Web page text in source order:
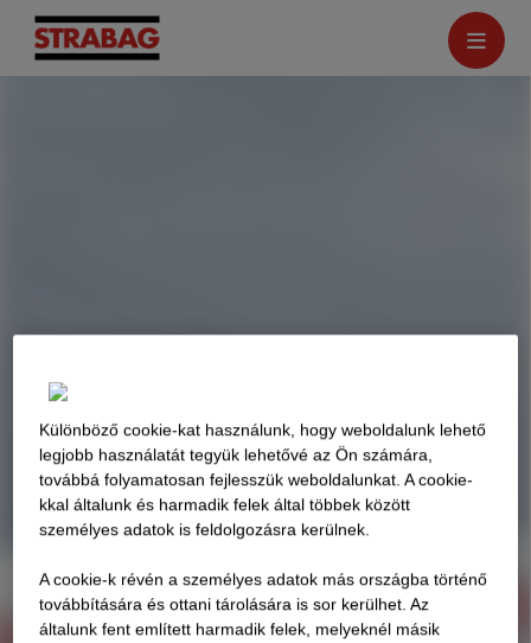
Különböző cookie-kat használunk, hogy weboldalunk lehető
legjobb használatát tegyük lehetővé az Ön számára,
továbbá folyamatosan fejlesszük weboldalunkat. A cookie-
kkal általunk és harmadik felek által többek között
személyes adatok is feldolgozásra kerülnek.
A cookie-k révén a személyes adatok más országba történő
továbbítására és ottani tárolására is sor kerülhet. Az
általunk fent említett harmadik felek, melyeknél másik